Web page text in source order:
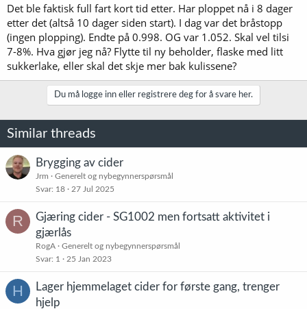
Det ble faktisk full fart kort tid etter. Har ploppet nå i 8 dager
etter det (altså 10 dager siden start). I dag var det bråstopp
(ingen plopping). Endte på 0.998. OG var 1.052. Skal vel tilsi
7-8%. Hva gjør jeg nå? Flytte til ny beholder, flaske med litt
sukkerlake, eller skal det skje mer bak kulissene?
Du må logge inn eller registrere deg for å svare her.
Similar threads
Brygging av cider
Jrm
Generelt og nybegynnerspørsmål
Svar 18 27 Jul 2025
R
Gjæring cider - SG1002 men fortsatt aktivitet i
gjærlås
RogA
Generelt og nybegynnerspørsmål
Svar 1 25 Jan 2023
H
Lager hjemmelaget cider for første gang, trenger
hjelp